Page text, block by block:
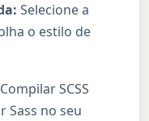
Selecione a
o estilo de
SCSS
Sass no seu